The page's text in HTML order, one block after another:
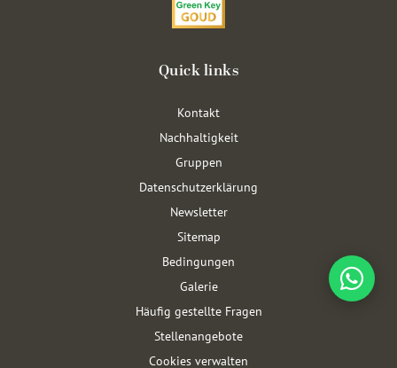
Quick links
Kontakt
Nachhaltigkeit
Gruppen
Datenschutzerklärung
Newsletter
Sitemap
Bedingungen
Galerie
Häufig gestellte Fragen
Stellenangebote
Cookies verwalten